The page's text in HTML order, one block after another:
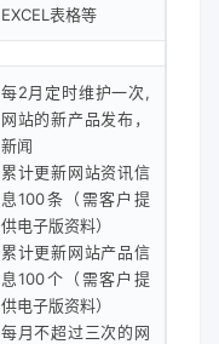
EXCEL表格等
每2月定时维护一次,
网站的新产品发布，
新闻
累计更新网站资讯信
息100条（需客户提
供电子版资料）
累计更新网站产品信
息100个（需客户提
供电子版资料）
每月不超过三次的网